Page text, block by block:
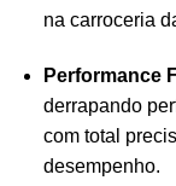
na carroceria
Performance
derrapando
com total
desempenho.